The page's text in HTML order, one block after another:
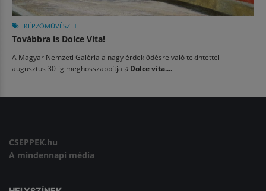
KÉPZŐMŰVÉSZET
Továbbra is Dolce Vita!
A Magyar Nemzeti Galéria a nagy érdeklődésre való tekintettel
augusztus 30-ig meghosszabbítja a Dolce vita....
CSEPPEK.hu
A mindennapi média